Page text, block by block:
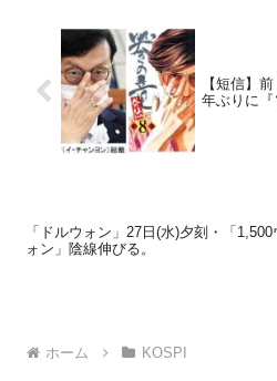
【短信】
年ぶりに『
「ドルウォン」27日(水)夕刻・「1,500
ォン」陰線伸びる。
ホーム KOSPI